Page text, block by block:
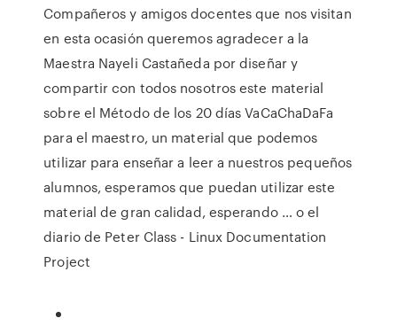
Compañeros y amigos docentes que nos visitan
en esta ocasión queremos agradecer a la
Maestra Nayeli Castañeda por diseñar y
compartir con todos nosotros este material
sobre el Método de los 20 días VaCaChaDaFa
para el maestro, un material que podemos
utilizar para enseñar a leer a nuestros pequeños
alumnos, esperamos que puedan utilizar este
material de gran calidad, esperando … o el
diario de Peter Class - Linux Documentation
Project